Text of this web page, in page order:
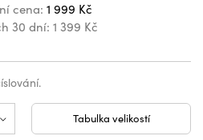
cena: 1 999 Kč
30 dní: 1 399 Kč
Tabulka velikostí